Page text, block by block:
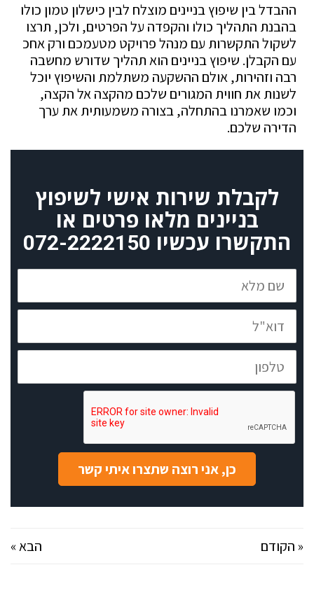
ההבדל בין שיפוץ בניינים מוצלח לבין כישלון טמון כולו
בהבנת התהליך כולו והקפדה על הפרטים, ולכן, תרצו
לשקול התקשרות עם מנהל פרויקט מטעמכם ורק אחכ
עם הקבלן. שיפוץ בניינים הוא תהליך שדורש מחשבה
רבה וזהירות, אולם ההשקעה משתלמת והשיפוץ יוכל
לשנות את חווית המגורים שלכם מהקצה אל הקצה,
וכמו שאמרנו בהתחלה, בצורה משמעותית את ערך
הדירה שלכם.
לקבלת שירות אישי לשיפוץ
בניינים מלאו פרטים או
התקשרו עכשיו 072-2222150
שם
מלא
דוא"ל
טלפון
כן, אני רוצה שתצרו איתי קשר
« הקודם הבא »